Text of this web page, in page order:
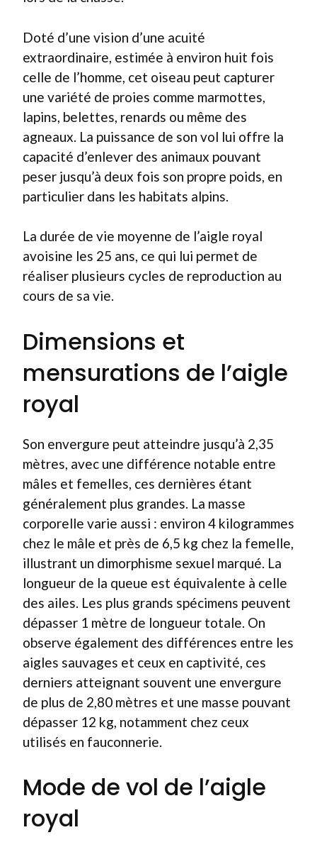
Doté d’une vision d’une acuité
extraordinaire, estimée à environ huit fois
celle de l’homme, cet oiseau peut capturer
une variété de proies comme marmottes,
lapins, belettes, renards ou même des
agneaux. La puissance de son vol lui offre la
capacité d’enlever des animaux pouvant
peser jusqu’à deux fois son propre poids, en
particulier dans les habitats alpins.
La durée de vie moyenne de l’aigle royal
avoisine les 25 ans, ce qui lui permet de
réaliser plusieurs cycles de reproduction au
cours de sa vie.
Dimensions et
mensurations de l’aigle
royal
Son envergure peut atteindre jusqu’à 2,35
mètres, avec une différence notable entre
mâles et femelles, ces dernières étant
généralement plus grandes. La masse
corporelle varie aussi : environ 4 kilogrammes
chez le mâle et près de 6,5 kg chez la femelle,
illustrant un dimorphisme sexuel marqué. La
longueur de la queue est équivalente à celle
des ailes. Les plus grands spécimens peuvent
dépasser 1 mètre de longueur totale. On
observe également des différences entre les
aigles sauvages et ceux en captivité, ces
derniers atteignant souvent une envergure
de plus de 2,80 mètres et une masse pouvant
dépasser 12 kg, notamment chez ceux
utilisés en fauconnerie.
Mode de vol de l’aigle
royal